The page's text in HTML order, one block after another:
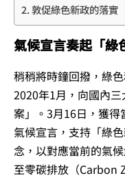
敦促綠色新政的落實
氣候宣言奏起「綠
稍稍將時鐘回撥，綠
2020年1月，向國內
案」。3月16日，獲
氣候宣言，支持「綠
念，以對應當前的氣
至零碳排放（Carbon